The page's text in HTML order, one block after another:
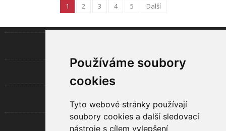
Používáme soubory
cookies
Tyto webové stránky používají
soubory cookies a další sledovací
nástroje s cílem vylepšení
1 2 3 4 5 Další
UŽITEČNÉ
O SPOLEČNOSTI